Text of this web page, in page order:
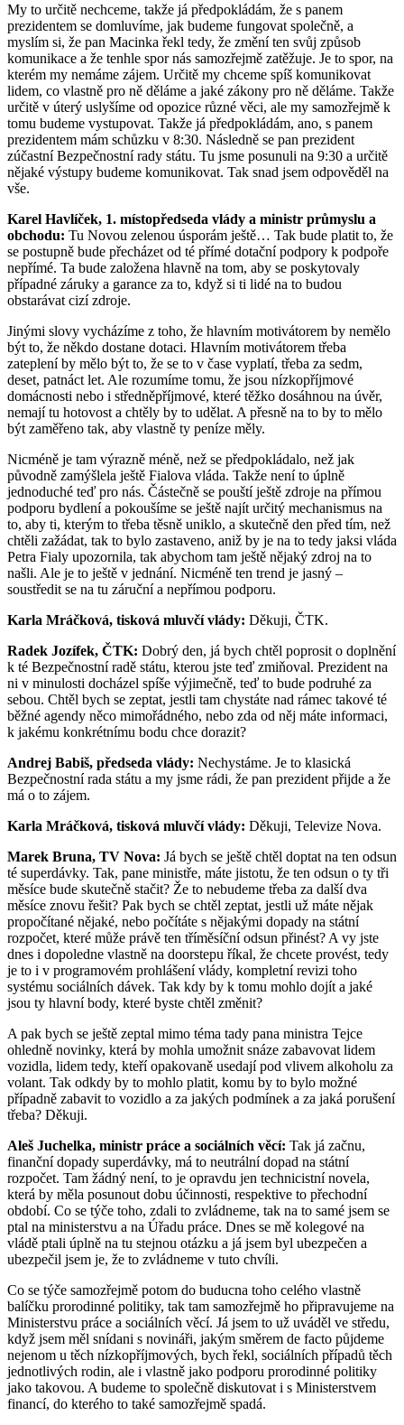
My to určitě nechceme, takže já předpokládám, že s panem
prezidentem se domluvíme, jak budeme fungovat společně, a
myslím si, že pan Macinka řekl tedy, že změní ten svůj způsob
komunikace a že tenhle spor nás samozřejmě zatěžuje. Je to spor, na
kterém my nemáme zájem. Určitě my chceme spíš komunikovat
lidem, co vlastně pro ně děláme a jaké zákony pro ně děláme. Takže
určitě v úterý uslyšíme od opozice různé věci, ale my samozřejmě k
tomu budeme vystupovat. Takže já předpokládám, ano, s panem
prezidentem mám schůzku v 8:30. Následně se pan prezident
zúčastní Bezpečnostní rady státu. Tu jsme posunuli na 9:30 a určitě
nějaké výstupy budeme komunikovat. Tak snad jsem odpověděl na
vše.
Karel Havlíček, 1. místopředseda vlády a ministr průmyslu a
obchodu: Tu Novou zelenou úsporám ještě… Tak bude platit to, že
se postupně bude přecházet od té přímé dotační podpory k podpoře
nepřímé. Ta bude založena hlavně na tom, aby se poskytovaly
případné záruky a garance za to, když si ti lidé na to budou
obstarávat cizí zdroje.
Jinými slovy vycházíme z toho, že hlavním motivátorem by nemělo
být to, že někdo dostane dotaci. Hlavním motivátorem třeba
zateplení by mělo být to, že se to v čase vyplatí, třeba za sedm,
deset, patnáct let. Ale rozumíme tomu, že jsou nízkopříjmové
domácnosti nebo i středněpříjmové, které těžko dosáhnou na úvěr,
nemají tu hotovost a chtěly by to udělat. A přesně na to by to mělo
být zaměřeno tak, aby vlastně ty peníze měly.
Nicméně je tam výrazně méně, než se předpokládalo, než jak
původně zamýšlela ještě Fialova vláda. Takže není to úplně
jednoduché teď pro nás. Částečně se pouští ještě zdroje na přímou
podporu bydlení a pokoušíme se ještě najít určitý mechanismus na
to, aby ti, kterým to třeba těsně uniklo, a skutečně den před tím, než
chtěli zažádat, tak to bylo zastaveno, aniž by je na to tedy jaksi vláda
Petra Fialy upozornila, tak abychom tam ještě nějaký zdroj na to
našli. Ale je to ještě v jednání. Nicméně ten trend je jasný –
soustředit se na tu záruční a nepřímou podporu.
Karla Mráčková, tisková mluvčí vlády: Děkuji, ČTK.
Radek Jozífek, ČTK: Dobrý den, já bych chtěl poprosit o doplnění
k té Bezpečnostní radě státu, kterou jste teď zmiňoval. Prezident na
ni v minulosti docházel spíše výjimečně, teď to bude podruhé za
sebou. Chtěl bych se zeptat, jestli tam chystáte nad rámec takové té
běžné agendy něco mimořádného, nebo zda od něj máte informaci,
k jakému konkrétnímu bodu chce dorazit?
Andrej Babiš, předseda vlády: Nechystáme. Je to klasická
Bezpečnostní rada státu a my jsme rádi, že pan prezident přijde a že
má o to zájem.
Karla Mráčková, tisková mluvčí vlády: Děkuji, Televize Nova.
Marek Bruna, TV Nova: Já bych se ještě chtěl doptat na ten odsun
té superdávky. Tak, pane ministře, máte jistotu, že ten odsun o ty tři
měsíce bude skutečně stačit? Že to nebudeme třeba za další dva
měsíce znovu řešit? Pak bych se chtěl zeptat, jestli už máte nějak
propočítané nějaké, nebo počítáte s nějakými dopady na státní
rozpočet, které může právě ten tříměsíční odsun přinést? A vy jste
dnes i dopoledne vlastně na doorstepu říkal, že chcete provést, tedy
je to i v programovém prohlášení vlády, kompletní revizi toho
systému sociálních dávek. Tak kdy by k tomu mohlo dojít a jaké
jsou ty hlavní body, které byste chtěl změnit?
A pak bych se ještě zeptal mimo téma tady pana ministra Tejce
ohledně novinky, která by mohla umožnit snáze zabavovat lidem
vozidla, lidem tedy, kteří opakovaně usedají pod vlivem alkoholu za
volant. Tak odkdy by to mohlo platit, komu by to bylo možné
případně zabavit to vozidlo a za jakých podmínek a za jaká porušení
třeba? Děkuji.
Aleš Juchelka, ministr práce a sociálních věcí: Tak já začnu,
finanční dopady superdávky, má to neutrální dopad na státní
rozpočet. Tam žádný není, to je opravdu jen technicistní novela,
která by měla posunout dobu účinnosti, respektive to přechodní
období. Co se týče toho, zdali to zvládneme, tak na to samé jsem se
ptal na ministerstvu a na Úřadu práce. Dnes se mě kolegové na
vládě ptali úplně na tu stejnou otázku a já jsem byl ubezpečen a
ubezpečil jsem je, že to zvládneme v tuto chvíli.
Co se týče samozřejmě potom do buducna toho celého vlastně
balíčku prorodinné politiky, tak tam samozřejmě ho připravujeme na
Ministerstvu práce a sociálních věcí. Já jsem to už uváděl ve středu,
když jsem měl snídani s novináři, jakým směrem de facto půjdeme
nejenom u těch nízkopříjmových, bych řekl, sociálních případů těch
jednotlivých rodin, ale i vlastně jako podporu prorodinné politiky
jako takovou. A budeme to společně diskutovat i s Ministerstvem
financí, do kterého to také samozřejmě spadá.